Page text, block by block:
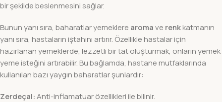
bir şekilde beslenmesini sağlar.
Bunun yanı sıra, baharatlar yemeklere aromave renkkatmanın
yanı sıra, hastaların iştahını artırır. Özellikle hastalar için
hazırlanan yemeklerde, lezzetli bir tat oluşturmak, onların yemek
yeme isteğini artırabilir. Bu bağlamda, hastane mutfaklarında
kullanılan bazı yaygın baharatlar şunlardır:
Zerdeçal:Anti-inflamatuar özellikleri ile bilinir.